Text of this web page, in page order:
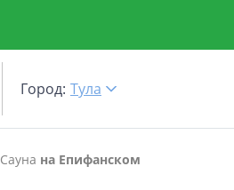
Город: Тула
Сауна на Епифанском